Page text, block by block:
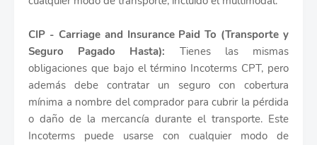
CIP - Carriage and Insurance Paid To (Transporte y
Seguro Pagado Hasta): Tienes las mismas
obligaciones que bajo el término Incoterms CPT, pero
además debe contratar un seguro con cobertura
mínima a nombre del comprador para cubrir la pérdida
o daño de la mercancía durante el transporte. Este
Incoterms puede usarse con cualquier modo de